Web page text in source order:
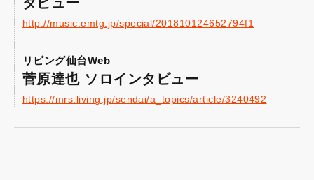
http://music.emtg.jp/special/201810124652794f1
リビング仙台Web
菅原達也 ソロインタビュー
https://mrs.living.jp/sendai/a_topics/article/3240492